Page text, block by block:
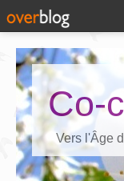
Co-
Vers l'Âge